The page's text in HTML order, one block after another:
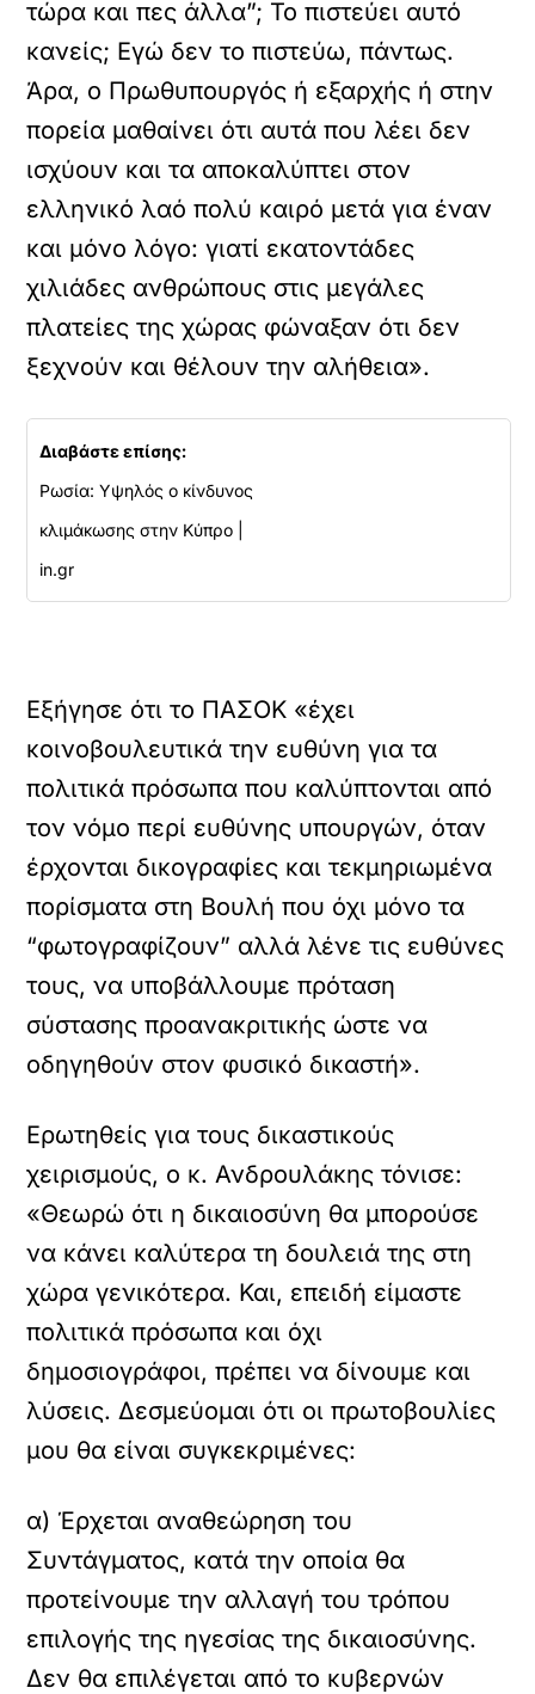
τώρα και πες άλλα”; Το πιστεύει αυτό
κανείς; Εγώ δεν το πιστεύω, πάντως.
Άρα, ο Πρωθυπουργός ή εξαρχής ή στην
πορεία μαθαίνει ότι αυτά που λέει δεν
ισχύουν και τα αποκαλύπτει στον
ελληνικό λαό πολύ καιρό μετά για έναν
και μόνο λόγο: γιατί εκατοντάδες
χιλιάδες ανθρώπους στις μεγάλες
πλατείες της χώρας φώναξαν ότι δεν
ξεχνούν και θέλουν την αλήθεια».
Διαβάστε επίσης:
Ρωσία: Υψηλός ο κίνδυνος
κλιμάκωσης στην Κύπρο |
in.gr
Εξήγησε ότι το ΠΑΣΟΚ «έχει
κοινοβουλευτικά την ευθύνη για τα
πολιτικά πρόσωπα που καλύπτονται από
τον νόμο περί ευθύνης υπουργών, όταν
έρχονται δικογραφίες και τεκμηριωμένα
πορίσματα στη Βουλή που όχι μόνο τα
“φωτογραφίζουν” αλλά λένε τις ευθύνες
τους, να υποβάλλουμε πρόταση
σύστασης προανακριτικής ώστε να
οδηγηθούν στον φυσικό δικαστή».
Ερωτηθείς για τους δικαστικούς
χειρισμούς, ο κ. Ανδρουλάκης τόνισε:
«Θεωρώ ότι η δικαιοσύνη θα μπορούσε
να κάνει καλύτερα τη δουλειά της στη
χώρα γενικότερα. Και, επειδή είμαστε
πολιτικά πρόσωπα και όχι
δημοσιογράφοι, πρέπει να δίνουμε και
λύσεις. Δεσμεύομαι ότι οι πρωτοβουλίες
μου θα είναι συγκεκριμένες:
α) Έρχεται αναθεώρηση του
Συντάγματος, κατά την οποία θα
προτείνουμε την αλλαγή του τρόπου
επιλογής της ηγεσίας της δικαιοσύνης.
Δεν θα επιλέγεται από το κυβερνών